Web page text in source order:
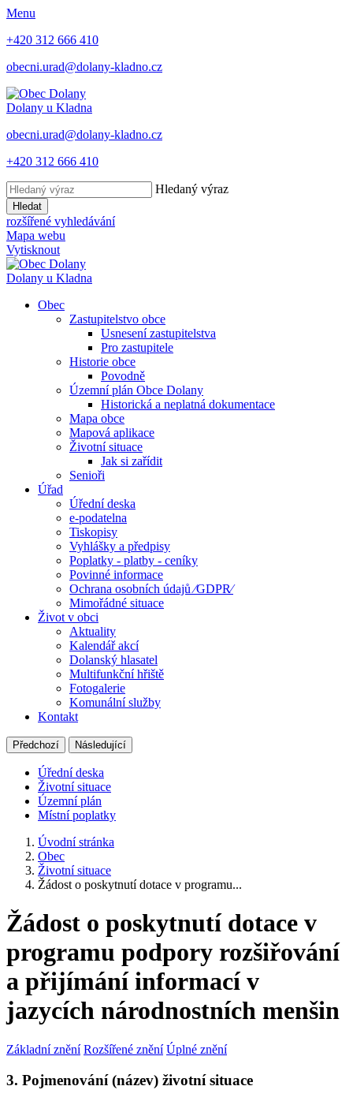
Menu
+420 312 666 410
obecni.urad@dolany-kladno.cz
Dolany u Kladna
obecni.urad@dolany-kladno.cz
+420 312 666 410
Hledaný výraz
Hledat
rozšířené vyhledávání
Mapa webu
Vytisknout
Dolany u Kladna
Obec
Zastupitelstvo obce
Usnesení zastupitelstva
Pro zastupitele
Historie obce
Povodně
Územní plán Obce Dolany
Historická a neplatná dokumentace
Mapa obce
Mapová aplikace
Životní situace
Jak si zařídit
Senioři
Úřad
Úřední deska
e-podatelna
Tiskopisy
Vyhlášky a předpisy
Poplatky - platby - ceníky
Povinné informace
Ochrana osobních údajů ⁄GDPR⁄
Mimořádné situace
Život v obci
Aktuality
Kalendář akcí
Dolanský hlasatel
Multifunkční hřiště
Fotogalerie
Komunální služby
Kontakt
Předchozí Následující
Úřední deska
Životní situace
Územní plán
Místní poplatky
Úvodní stránka
Obec
Životní situace
Žádost o poskytnutí dotace v programu...
Žádost o poskytnutí dotace v
programu podpory rozšiřování
a přijímání informací v
jazycích národnostních menšin
Základní znění Rozšířené znění Úplné znění
3. Pojmenování (název) životní situace